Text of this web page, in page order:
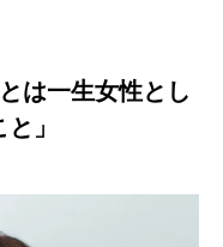
は一生女性とし
」